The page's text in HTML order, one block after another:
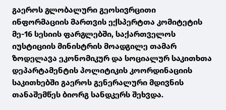
გაეროს გლობალური გეოსივრცითი
ინფორმაციის მართვის ექსპერტთა კომიტეტის
მე-16 სესიის ფარგლებში, საქართველოს
იუსტიციის მინისტრის მოადგილე თამარ
ზოდელავა ეკონომიკურ და სოციალურ საკითხთა
დეპარტამენტის პოლიტიკის კოორდინაციის
საკითხებში გაეროს გენერალური მდივნის
თანაშემწეს ბიორგ სანდკერს შეხვდა.